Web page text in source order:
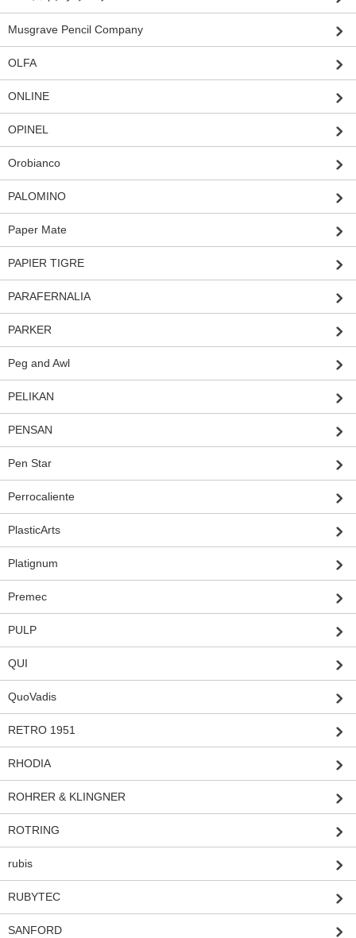
Musgrave Pencil Company
OLFA
ONLINE
OPINEL
Orobianco
PALOMINO
Paper Mate
PAPIER TIGRE
PARAFERNALIA
PARKER
Peg and Awl
PELIKAN
PENSAN
Pen Star
Perrocaliente
PlasticArts
Platignum
Premec
PULP
QUI
QuoVadis
RETRO 1951
RHODIA
ROHRER & KLINGNER
ROTRING
rubis
RUBYTEC
SANFORD